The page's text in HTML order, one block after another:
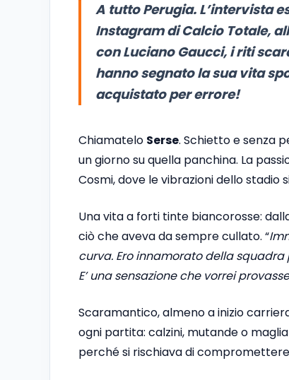
A tutto Perugia. L’intervista
Instagram di Calcio Totale,
con Luciano Gaucci, i riti
hanno segnato la sua vita
acquistato per errore!
Chiamatelo Serse. Schietto e senza
un giorno su quella panchina. La
Cosmi, dove le vibrazioni dello stadio
Una vita a forti tinte biancorosse:
ciò che aveva da sempre cullato. “
curva. Ero innamorato della
E’ una sensazione che vorrei
Scaramantico, almeno a inizio
ogni partita: calzini, mutande o
perché si rischiava di